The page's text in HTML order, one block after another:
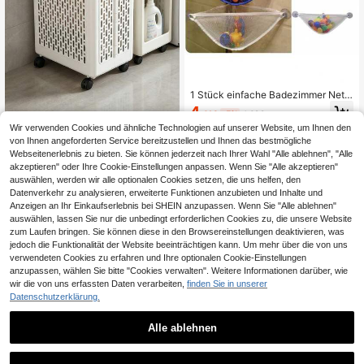
NEW Großer moderner faltbarer trag
barer multifunktionaler Kunststoff-
Wäschekorb, faltbarer Wäschekorb
- klassischer rechteckiger Schmutz
wäsche-Aufbewahrungsbehälter mi
t Griff, Wäschekorb, Aufbewahrungs
korb, Organizer-Korb, ohne Deckel
faltbares Design, geeignet für Kleid
ung
25,69€
1 Stück einfache Badezimmer Netz
-Tasche Einfarbig, Aufbewahrungst
napf, Wandhalter Organizer für Was
serspielzeug, Badezimmer Accesso
ires, Raumdekoration
4,41€ -5% 4,68€
Wir verwenden Cookies und ähnliche Technologien auf unserer Website, um Ihnen den
von Ihnen angeforderten Service bereitzustellen und Ihnen das bestmögliche
Webseitenerlebnis zu bieten. Sie können jederzeit nach Ihrer Wahl "Alle ablehnen", "Alle
akzeptieren" oder Ihre Cookie-Einstellungen anpassen. Wenn Sie "Alle akzeptieren"
auswählen, werden wir alle optionalen Cookies setzen, die uns helfen, den
Datenverkehr zu analysieren, erweiterte Funktionen anzubieten und Inhalte und
Anzeigen an Ihr Einkaufserlebnis bei SHEIN anzupassen. Wenn Sie "Alle ablehnen"
auswählen, lassen Sie nur die unbedingt erforderlichen Cookies zu, die unsere Website
zum Laufen bringen. Sie können diese in den Browsereinstellungen deaktivieren, was
jedoch die Funktionalität der Website beeinträchtigen kann. Um mehr über die von uns
verwendeten Cookies zu erfahren und Ihre optionalen Cookie-Einstellungen
anzupassen, wählen Sie bitte "Cookies verwalten". Weitere Informationen darüber, wie
wir die von uns erfassten Daten verarbeiten, finden Sie in unserer
Datenschutzerklärung.
Alle ablehnen